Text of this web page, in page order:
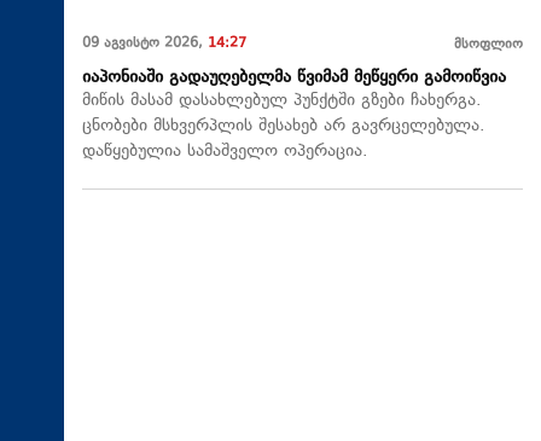
09 აგვისტო 2026, 14:27 მსოფლიო
იაპონიაში გადაუღებელმა წვიმამ მეწყერი გამოიწვია
მიწის მასამ დასახლებულ პუნქტში გზები ჩახერგა.
ცნობები მსხვერპლის შესახებ არ გავრცელებულა.
დაწყებულია სამაშველო ოპერაცია.